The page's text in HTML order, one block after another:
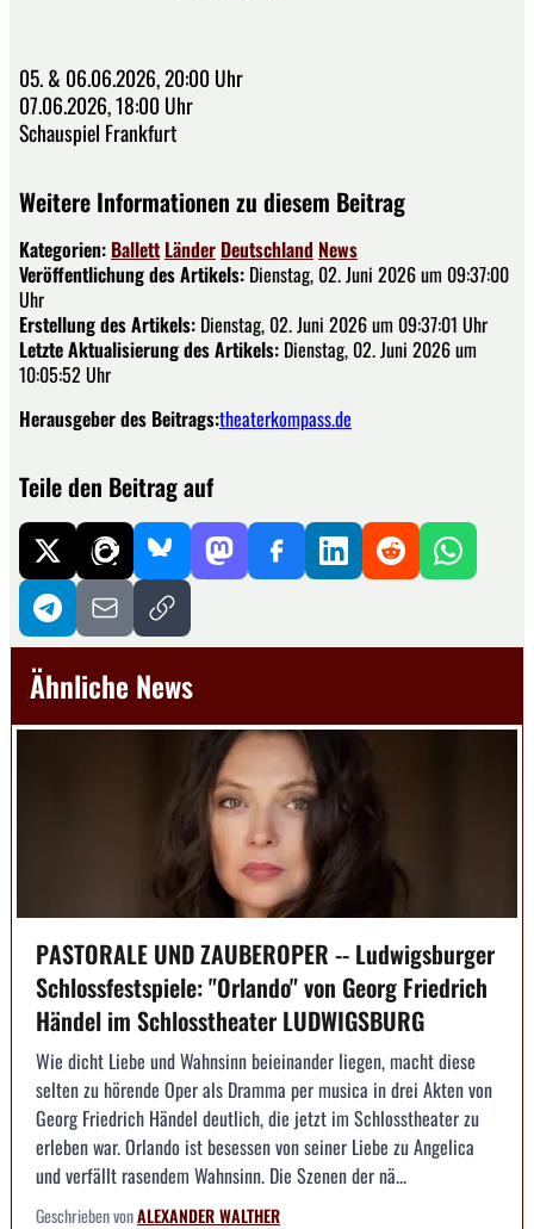
05. & 06.06.2026, 20:00 Uhr
07.06.2026, 18:00 Uhr
Schauspiel Frankfurt
Weitere Informationen zu diesem Beitrag
Kategorien: Ballett Länder Deutschland News
Veröffentlichung des Artikels: Dienstag, 02. Juni 2026 um 09:37:00
Uhr
Erstellung des Artikels: Dienstag, 02. Juni 2026 um 09:37:01 Uhr
Letzte Aktualisierung des Artikels: Dienstag, 02. Juni 2026 um
10:05:52 Uhr
Herausgeber des Beitrags:theaterkompass.de
Teile den Beitrag auf
Ähnliche News
PASTORALE UND ZAUBEROPER -- Ludwigsburger
Schlossfestspiele: "Orlando" von Georg Friedrich
Händel im Schlosstheater LUDWIGSBURG
Wie dicht Liebe und Wahnsinn beieinander liegen, macht diese
selten zu hörende Oper als Dramma per musica in drei Akten von
Georg Friedrich Händel deutlich, die jetzt im Schlosstheater zu
erleben war. Orlando ist besessen von seiner Liebe zu Angelica
und verfällt rasendem Wahnsinn. Die Szenen der nä...
Geschrieben vonALEXANDER WALTHER